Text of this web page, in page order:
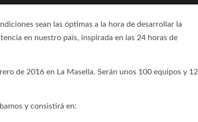
sean las óptimas a la hora de desarrollar la
en nuestro país, inspirada en las 24 horas de
de 2016 en La Masella. Serán unos 100 equipos y 12
y consistirá en: